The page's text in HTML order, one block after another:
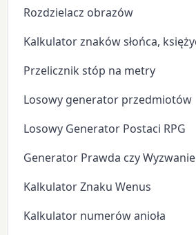
Rozdzielacz obrazów
Kalkulator znaków słońca,
Przelicznik stóp na metry
Losowy generator przedmiotów
Losowy Generator Postaci RPG
Generator Prawda czy Wyzwanie
Kalkulator Znaku Wenus
Kalkulator numerów anioła